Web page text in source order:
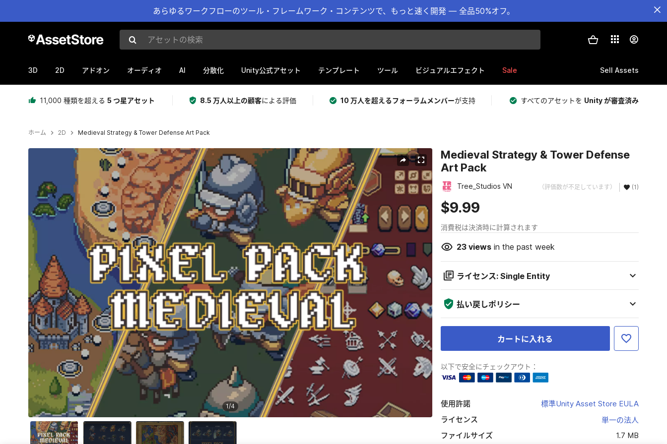
あらゆるワークフローのツール・フレームワーク・コンテンツで、もっと速く開発 — 全品50%オフ。
アセットの検索
3D 2D アドオン オーディオ AI 分散化 Unity公式アセット テンプレート ツール ビジュアルエフェクト Sale Sell Assets
11,000 種類を超える 5 つ星アセット 8.5 万人以上の顧客による評価 10 万人を超えるフォーラムメンバーが支持 すべてのアセットを Unity が審査済み
ホーム 2D Medieval Strategy & Tower Defense Art Pack
現在のスライド：1 / 4
1/4
Medieval Strategy & Tower Defense
Art Pack
Tree_Studios VN （評価数が不足しています） (1)
$9.99
消費税は決済時に計算されます
23viewsin the past week
ライセンス: Single Entity
払い戻しポリシー
カートに入れる
以下で安全にチェックアウト：
使用許諾
標準Unity Asset Store EULA
ライセンス
単一の法人
ファイルサイズ
1.7 MB